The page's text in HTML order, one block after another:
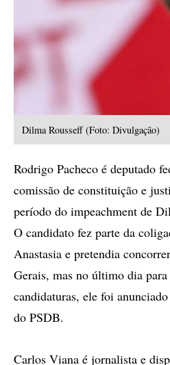
Dilma Rousseff (Foto: Divulgação)
Rodrigo Pacheco é deputado
comissão de constituição e
período do impeachment de
O candidato fez parte da
Anastasia e pretendia
Gerais, mas no último dia
candidaturas, ele foi
do PSDB.
Carlos Viana é jornalista e